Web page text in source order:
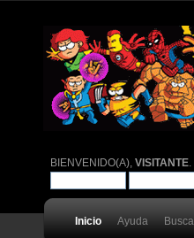
BIENVENIDO(A),VISITANTE
Inicio Ayuda